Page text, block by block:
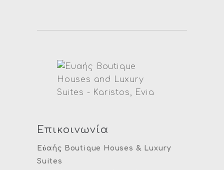
Επικοινωνία
Εὐαής Boutique Houses & Luxury
Suites